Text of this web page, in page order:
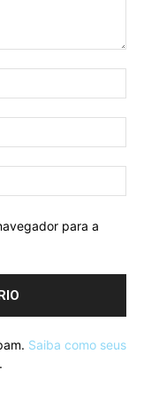
para a
Saiba como seus
.